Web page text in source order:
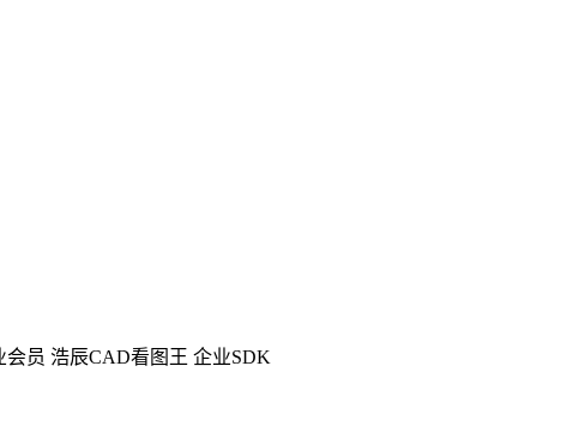
会员 浩辰CAD看图王 企业SDK